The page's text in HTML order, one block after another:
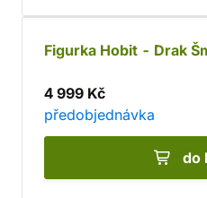
Figurka Hobit - Drak
4 999 Kč
předobjednávka
do